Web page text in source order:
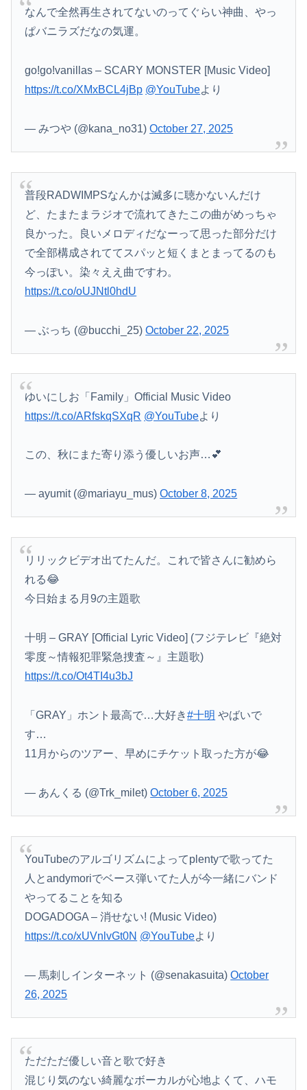
なんで全然再生されてないのってぐらい神曲、やっ
ぱバニラズだなの気運。
go!go!vanillas – SCARY MONSTER [Music Video]
https://t.co/XMxBCL4jBp @YouTubeより
— みつや (@kana_no31)October 27, 2025
普段RADWIMPSなんかは滅多に聴かないんだけ
ど、たまたまラジオで流れてきたこの曲がめっちゃ
良かった。良いメロディだなーって思った部分だけ
で全部構成されててスパッと短くまとまってるのも
今っぽい。染々ええ曲ですわ。
https://t.co/oUJNtl0hdU
— ぶっち (@bucchi_25)October 22, 2025
ゆいにしお「Family」Official Music Video
https://t.co/ARfskqSXqR @YouTubeより
この、秋にまた寄り添う優しいお声…💕
— ayumit (@mariayu_mus)October 8, 2025
リリックビデオ出てたんだ。これで皆さんに勧めら
れる😂
今日始まる月9の主題歌
十明 – GRAY [Official Lyric Video] (フジテレビ『絶対
零度～情報犯罪緊急捜査～』主題歌)
https://t.co/Ot4TI4u3bJ
「GRAY」ホント最高で…大好き#十明 やばいで
す…
11月からのツアー、早めにチケット取った方が😂
— あんくる (@Trk_milet)October 6, 2025
YouTubeのアルゴリズムによってplentyで歌ってた
人とandymoriでベース弾いてた人が今一緒にバンド
やってることを知る
DOGADOGA – 消せない! (Music Video)
https://t.co/xUVnlvGt0N @YouTubeより
— 馬刺しインターネット (@senakasuita)October
26, 2025
ただただ優しい音と歌で好き
混じり気のない綺麗なボーカルが心地よくて、ハモ